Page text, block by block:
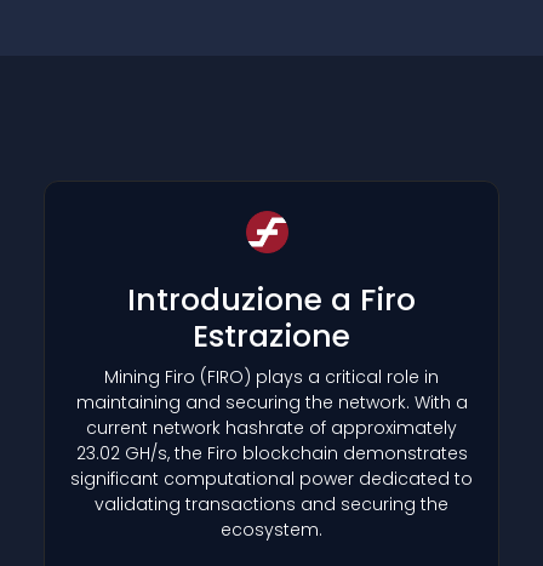
Introduzione a Firo
Estrazione
Mining Firo (FIRO) plays a critical role in
maintaining and securing the network. With a
current network hashrate of approximately
23.02 GH/s, the Firo blockchain demonstrates
significant computational power dedicated to
validating transactions and securing the
ecosystem.